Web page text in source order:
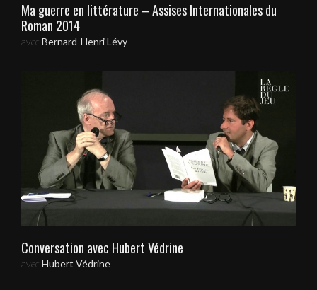
Ma guerre en littérature – Assises Internationales du
Roman 2014
avec Bernard-Henri Lévy
Conversation avec Hubert Védrine
avec Hubert Védrine